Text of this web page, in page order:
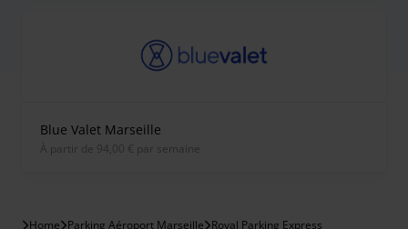
Blue Valet Marseille
À partir de 94,00 € par semaine
Home Parking Aéroport Marseille Royal Parking Express